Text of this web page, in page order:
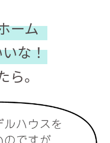
ーム
な！
ら。